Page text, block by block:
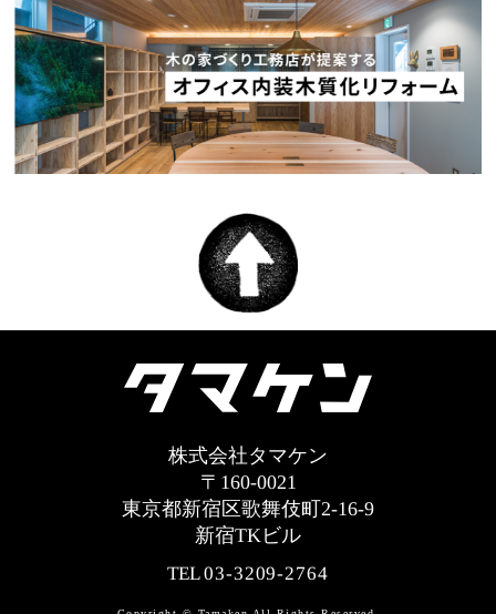
株式会社タマケン
〒160-0021
東京都新宿区歌舞伎町2-16-9
新宿TKビル
TEL03-3209-2764